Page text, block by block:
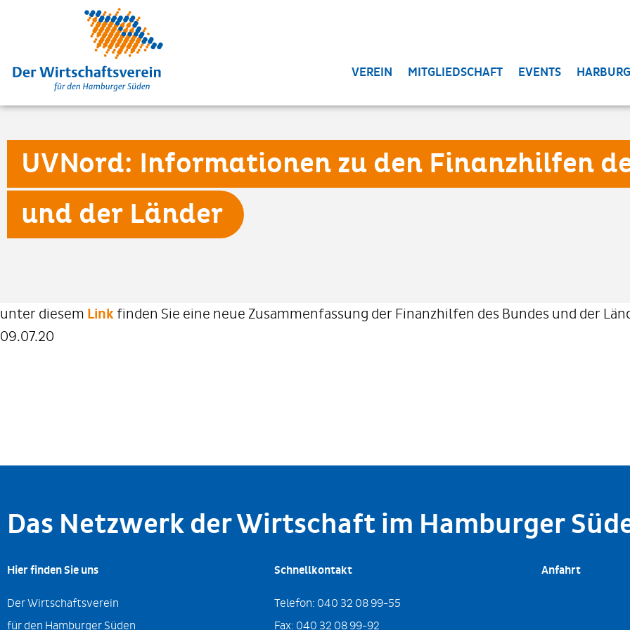
VEREIN MITGLIEDSCHAFT EVENTS
UVNord: Informationen zu den Finanzhilfen
und der Länder
unter diesem Linkfinden Sie eine neue Zusammenfassung der Finanzhilfen des Bundes und der
09.07.20
Das Netzwerk der Wirtschaft im Hamburger
Hier finden Sie uns
Der Wirtschaftsverein
für den Hamburger Süden
Schnellkontakt
Telefon: 040 32 08 99-55
Fax: 040 32 08 99-92
Anfahrt